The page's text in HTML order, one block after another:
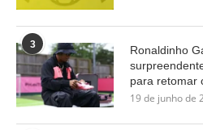
3
Ronaldinho
para retomar
19 de junho de